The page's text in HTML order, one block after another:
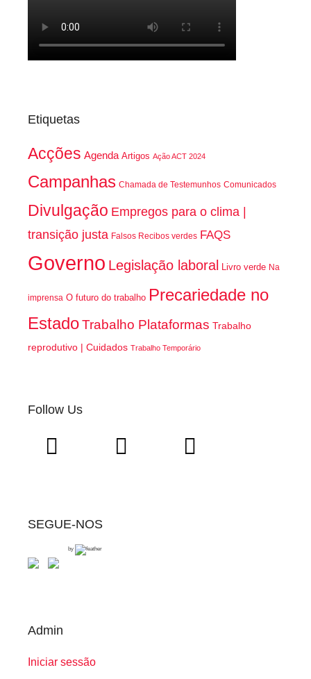
Etiquetas
Acções Agenda Artigos Ação ACT 2024
Campanhas Chamada de Testemunhos Comunicados
Divulgação Empregos para o clima |
transição justa Falsos Recibos verdes FAQS
Governo Legislação laboral Livro verde Na
imprensa O futuro do trabalho Precariedade no
EstadoTrabalho Plataformas Trabalho
reprodutivo | Cuidados Trabalho Temporário
Follow Us
SEGUE-NOS
by
Admin
Iniciar sessão